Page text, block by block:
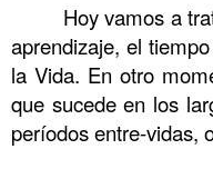
Hoy vamos a
aprendizaje, el
la Vida. En otro
que sucede en los
períodos entre-vidas,